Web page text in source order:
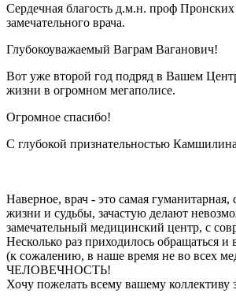
Сердечная благость д.м.н. проф
замечательного врача.
Глубокоуважаемый Ваграм Ваганович!
Вот уже второй год подряд в Вашем
жизни в огромном мегаполисе.
Огромное спасибо!
С глубокой признательностью
Наверное, врач - это самая
жизни и судьбы, зачастую делают
замечательный медицинский центр, с
Несколько раз приходилось обращаться
(к сожалению, в наше время не во всех
ЧЕЛОВЕЧНОСТЬ!
Хочу пожелать всему вашему коллективу